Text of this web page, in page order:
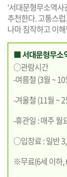
‘서대문형무소역
추천한다. 고통스
나마 짐작하고 이
■ 서대문형무소
○관람시간
-여름철 (3월 ~
-겨울철 (11월 ~
-휴관일 : 매주 월
○입장료 : 일반
※무료(6세 이하,